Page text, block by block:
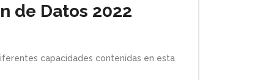
de Datos 2022
capacidades contenidas en esta